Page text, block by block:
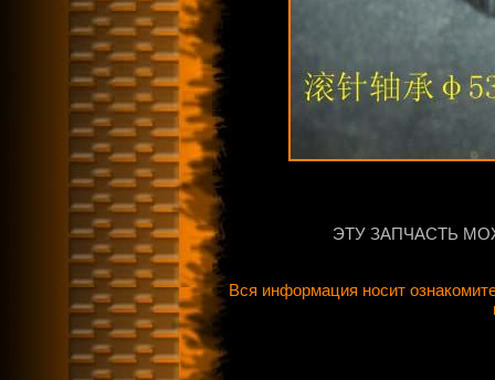
ЭТУ ЗАПЧАСТЬ
Вся информация носит